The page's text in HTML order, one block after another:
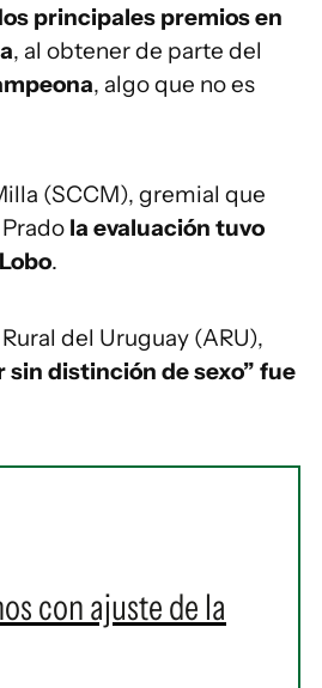
principales premios en
, al obtener de parte del
, algo que no es
(SCCM), gremial que
la evaluación tuvo
.
del Uruguay (ARU),
sin distinción de sexo” fue
con ajuste de la